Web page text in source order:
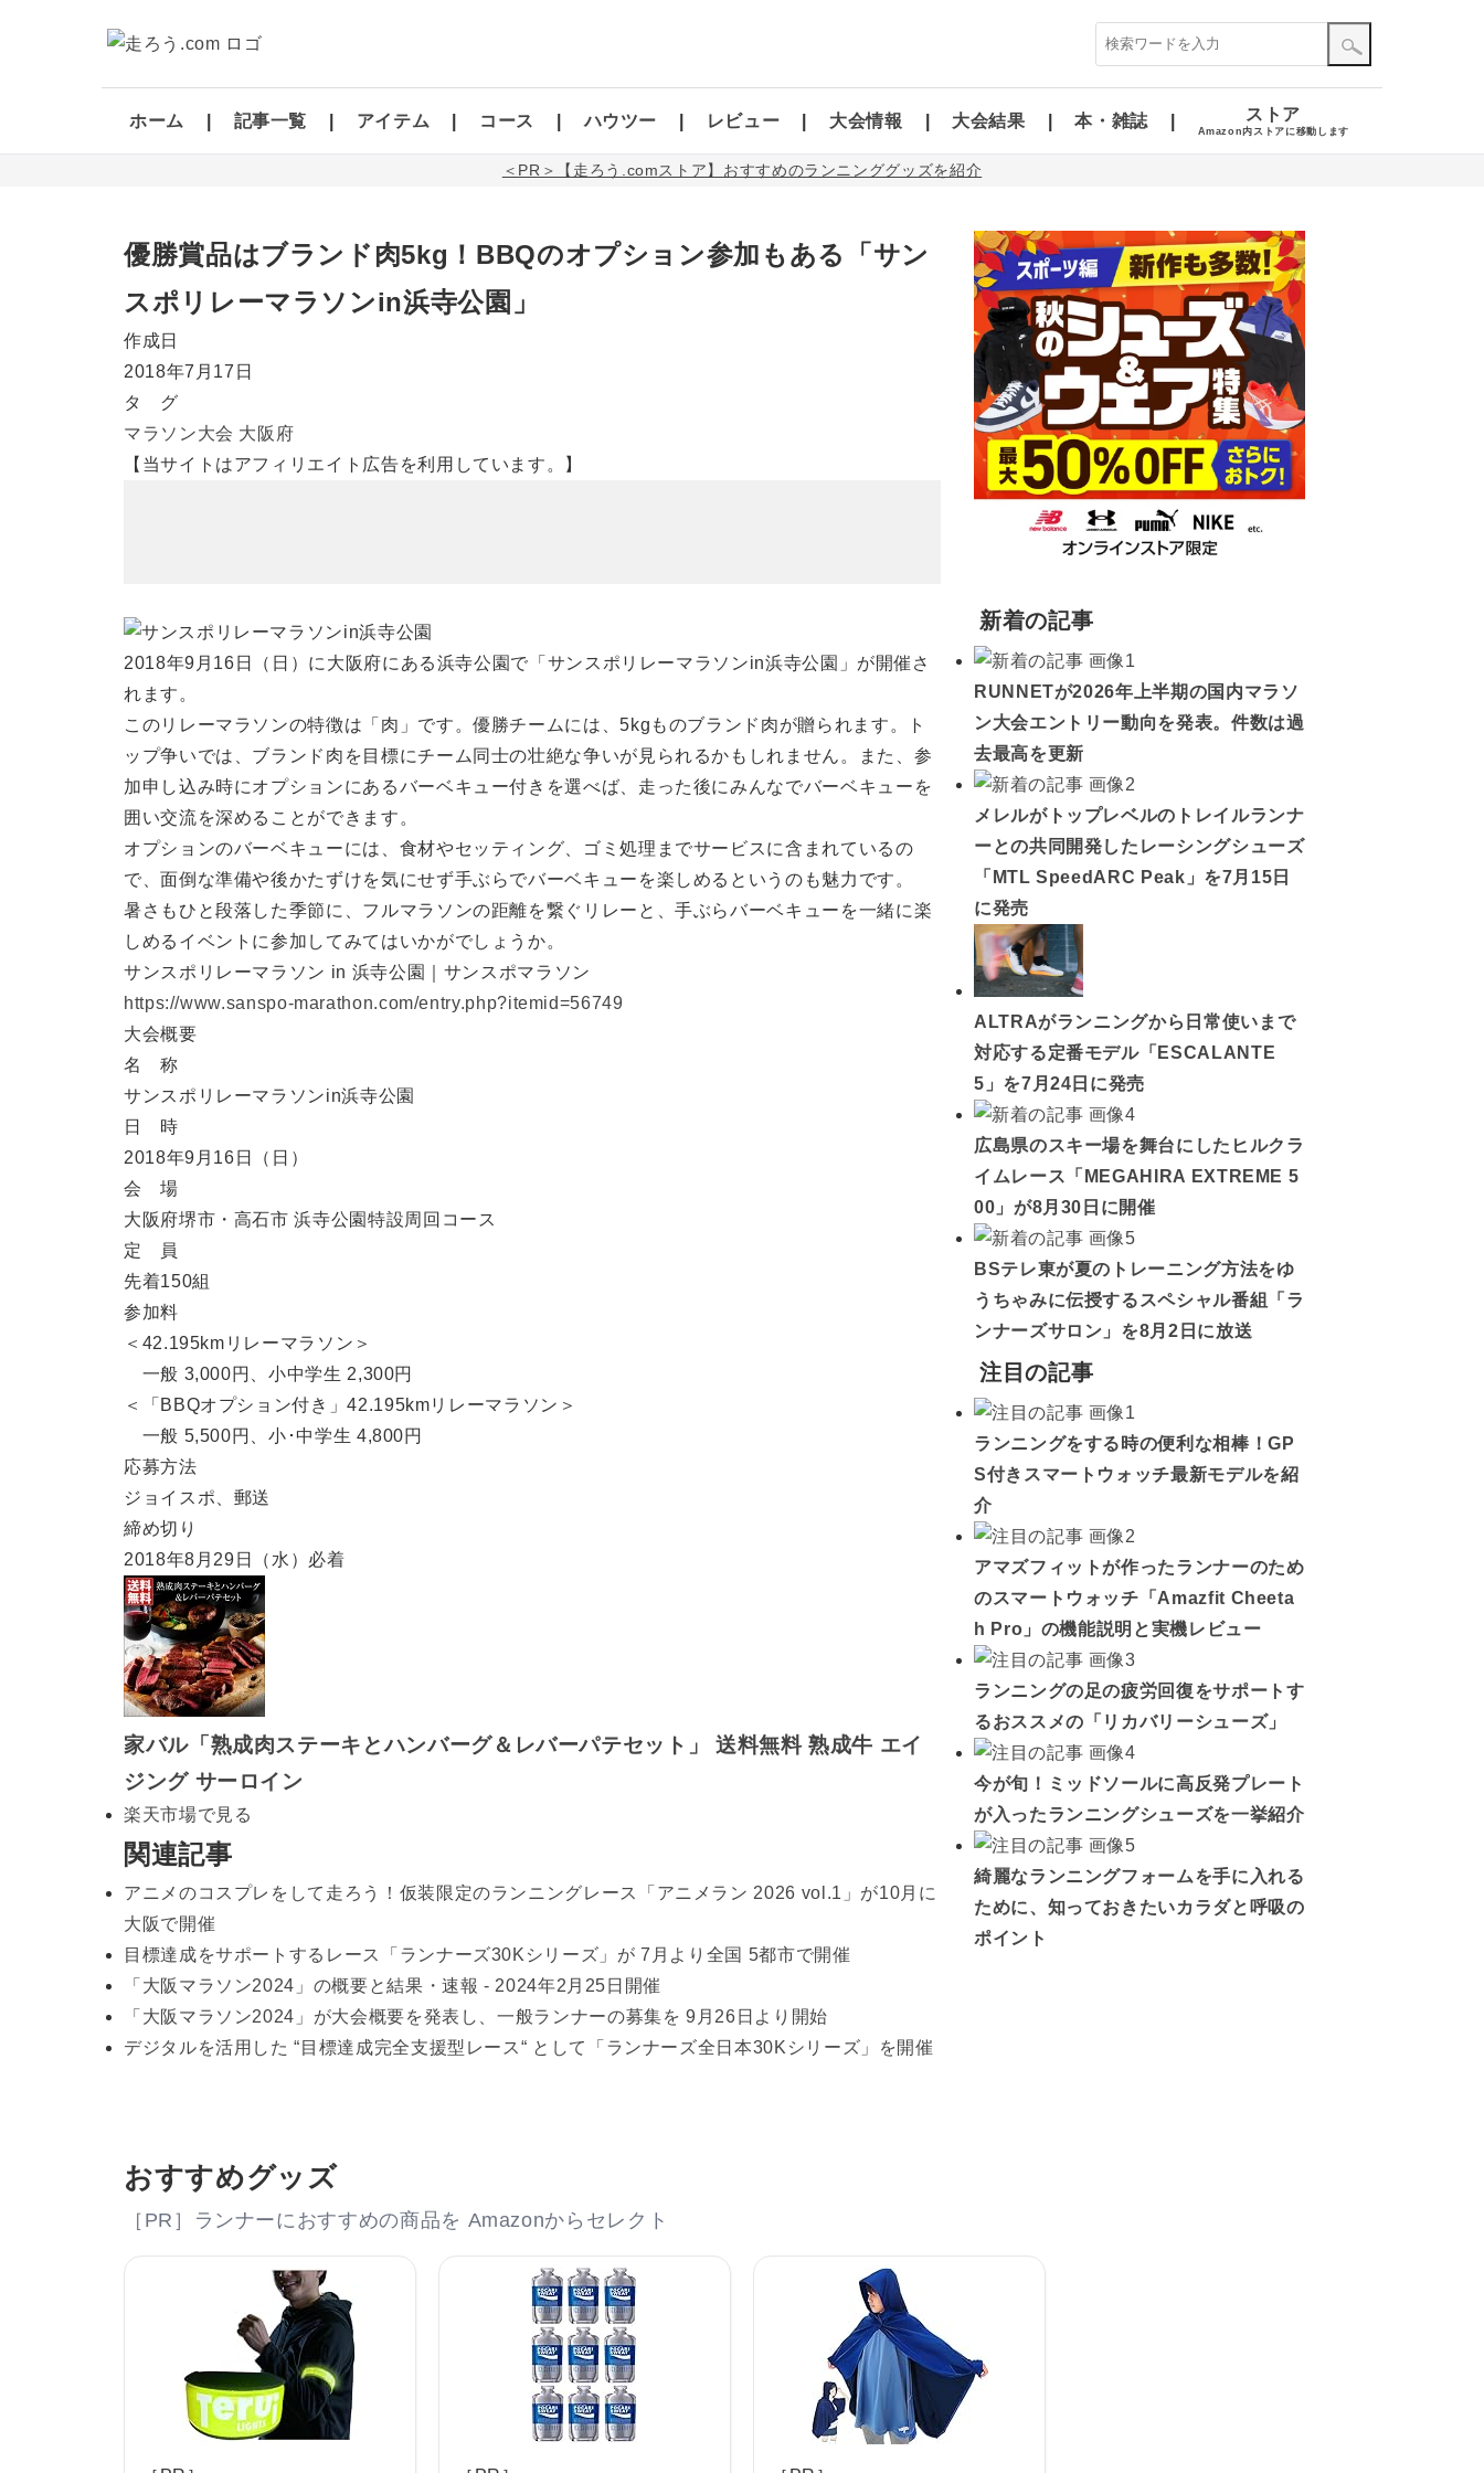
ホーム 記事一覧 アイテム コース ハウツー レビュー 大会情報 大会結果 本・雑誌 ストア
Amazon内ストアに移動します
＜PR＞【走ろう.comストア】おすすめのランニンググッズを紹介
優勝賞品はブランド肉5kg！BBQのオプション参加もある「サン
スポリレーマラソンin浜寺公園」
作成日
2018年7月17日
タ グ
マラソン大会 大阪府
【当サイトはアフィリエイト広告を利用しています。】
2018年9月16日（日）に大阪府にある浜寺公園で「サンスポリレーマラソンin浜寺公園」が開催さ
れます。
このリレーマラソンの特徴は「肉」です。優勝チームには、5kgものブランド肉が贈られます。ト
ップ争いでは、ブランド肉を目標にチーム同士の壮絶な争いが見られるかもしれません。また、参
加申し込み時にオプションにあるバーベキュー付きを選べば、走った後にみんなでバーベキューを
囲い交流を深めることができます。
オプションのバーベキューには、食材やセッティング、ゴミ処理までサービスに含まれているの
で、面倒な準備や後かたずけを気にせず手ぶらでバーベキューを楽しめるというのも魅力です。
暑さもひと段落した季節に、フルマラソンの距離を繋ぐリレーと、手ぶらバーベキューを一緒に楽
しめるイベントに参加してみてはいかがでしょうか。
サンスポリレーマラソン in 浜寺公園｜サンスポマラソン
https://www.sanspo-marathon.com/entry.php?itemid=56749
大会概要
名 称
サンスポリレーマラソンin浜寺公園
日 時
2018年9月16日（日）
会 場
大阪府堺市・高石市 浜寺公園特設周回コース
定 員
先着150組
参加料
＜42.195kmリレーマラソン＞
一般 3,000円、小中学生 2,300円
＜「BBQオプション付き」42.195kmリレーマラソン＞
一般 5,500円、小･中学生 4,800円
応募方法
ジョイスポ、郵送
締め切り
2018年8月29日（水）必着
家バル「熟成肉ステーキとハンバーグ＆レバーパテセット」 送料無料 熟成牛 エイ
ジング サーロイン
楽天市場で見る
関連記事
アニメのコスプレをして走ろう！仮装限定のランニングレース「アニメラン 2026 vol.1」が10月に
大阪で開催
目標達成をサポートするレース「ランナーズ30Kシリーズ」が 7月より全国 5都市で開催
「大阪マラソン2024」の概要と結果・速報 - 2024年2月25日開催
「大阪マラソン2024」が大会概要を発表し、一般ランナーの募集を 9月26日より開始
デジタルを活用した “目標達成完全支援型レース“ として「ランナーズ全日本30Kシリーズ」を開催
新着の記事
RUNNETが2026年上半期の国内マラソ
ン大会エントリー動向を発表。件数は過
去最高を更新
メレルがトップレベルのトレイルランナ
ーとの共同開発したレーシングシューズ
「MTL SpeedARC Peak」を7月15日
に発売
ALTRAがランニングから日常使いまで
対応する定番モデル「ESCALANTE
5」を7月24日に発売
広島県のスキー場を舞台にしたヒルクラ
イムレース「MEGAHIRA EXTREME 5
00」が8月30日に開催
BSテレ東が夏のトレーニング方法をゆ
うちゃみに伝授するスペシャル番組「ラ
ンナーズサロン」を8月2日に放送
注目の記事
ランニングをする時の便利な相棒！GP
S付きスマートウォッチ最新モデルを紹
介
アマズフィットが作ったランナーのため
のスマートウォッチ「Amazfit Cheeta
h Pro」の機能説明と実機レビュー
ランニングの足の疲労回復をサポートす
るおススメの「リカバリーシューズ」
今が旬！ミッドソールに高反発プレート
が入ったランニングシューズを一挙紹介
綺麗なランニングフォームを手に入れる
ために、知っておきたいカラダと呼吸の
ポイント
おすすめグッズ
［PR］ランナーにおすすめの商品を Amazonからセレクト